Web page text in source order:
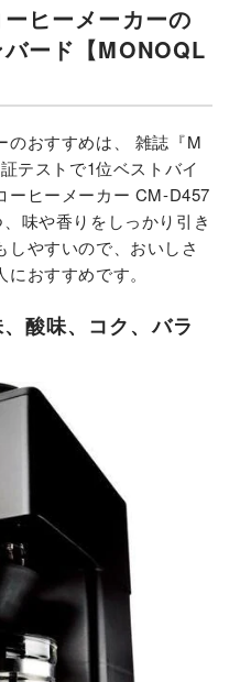
ーヒーメーカーの
ード【MONOQL
のおすすめは、 雑誌『M
テストで1位ベストバイ
ーヒーメーカー CM-D457
味や香りをしっかり引き
やすいので、おいしさ
おすすめです。
酸味、コク、バラ